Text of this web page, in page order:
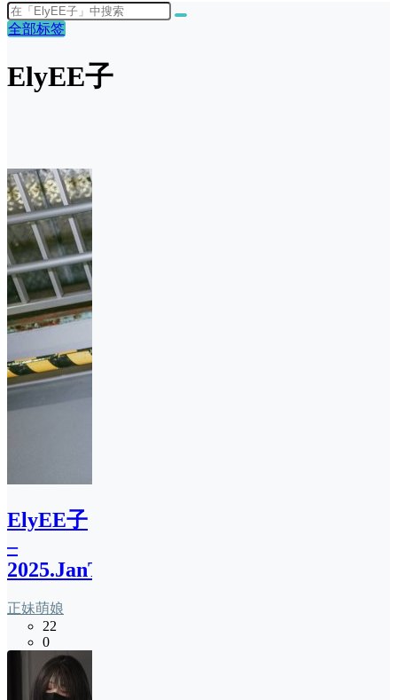
全部标签
ElyEE子
ElyEE子
–
2025.JanTier4(112P)
正妹萌娘
22
0